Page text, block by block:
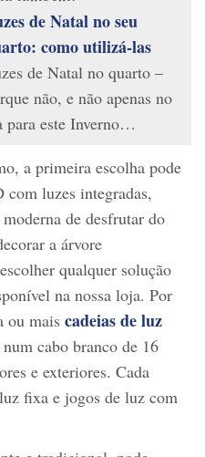
de Natal no seu
como utilizá-las
de Natal no quarto –
não, e não apenas no
para este Inverno…
a primeira escolha pode
com luzes integradas,
de desfrutar do
a árvore
qualquer solução
na nossa loja. Por
ou mais cadeias de luz
cabo branco de 16
e exteriores. Cada
fixa e jogos de luz com